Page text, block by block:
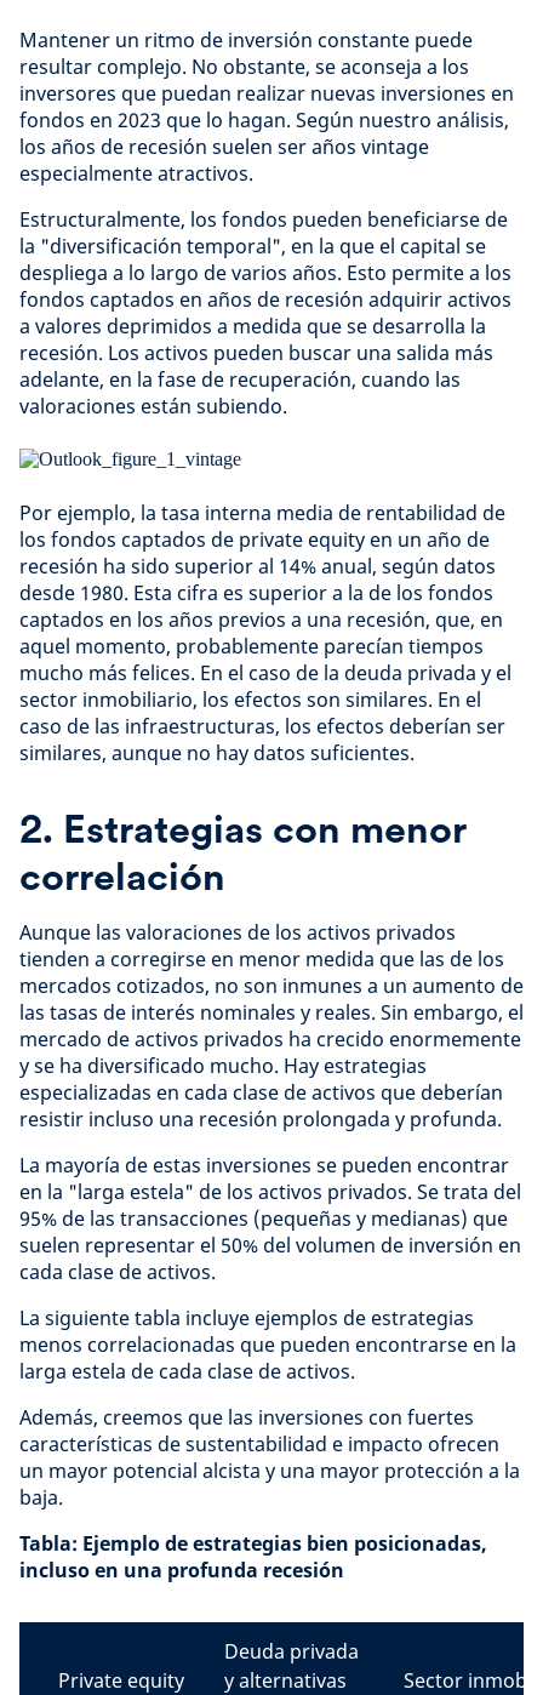
Mantener un ritmo de inversión constante puede
resultar complejo. No obstante, se aconseja a los
inversores que puedan realizar nuevas inversiones en
fondos en 2023 que lo hagan. Según nuestro análisis,
los años de recesión suelen ser años vintage
especialmente atractivos.
Estructuralmente, los fondos pueden beneficiarse de
la "diversificación temporal", en la que el capital se
despliega a lo largo de varios años. Esto permite a los
fondos captados en años de recesión adquirir activos
a valores deprimidos a medida que se desarrolla la
recesión. Los activos pueden buscar una salida más
adelante, en la fase de recuperación, cuando las
valoraciones están subiendo.
Por ejemplo, la tasa interna media de rentabilidad de
los fondos captados de private equity en un año de
recesión ha sido superior al 14% anual, según datos
desde 1980. Esta cifra es superior a la de los fondos
captados en los años previos a una recesión, que, en
aquel momento, probablemente parecían tiempos
mucho más felices. En el caso de la deuda privada y el
sector inmobiliario, los efectos son similares. En el
caso de las infraestructuras, los efectos deberían ser
similares, aunque no hay datos suficientes.
2. Estrategias con menor
correlación
Aunque las valoraciones de los activos privados
tienden a corregirse en menor medida que las de los
mercados cotizados, no son inmunes a un aumento de
las tasas de interés nominales y reales. Sin embargo, el
mercado de activos privados ha crecido enormemente
y se ha diversificado mucho. Hay estrategias
especializadas en cada clase de activos que deberían
resistir incluso una recesión prolongada y profunda.
La mayoría de estas inversiones se pueden encontrar
en la "larga estela" de los activos privados. Se trata del
95% de las transacciones (pequeñas y medianas) que
suelen representar el 50% del volumen de inversión en
cada clase de activos.
La siguiente tabla incluye ejemplos de estrategias
menos correlacionadas que pueden encontrarse en la
larga estela de cada clase de activos.
Además, creemos que las inversiones con fuertes
características de sustentabilidad e impacto ofrecen
un mayor potencial alcista y una mayor protección a la
baja.
Tabla: Ejemplo de estrategias bien posicionadas,
incluso en una profunda recesión
Private equity
Deuda privada
y alternativas
Sector